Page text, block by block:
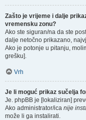
Zašto je vrijeme i dalje
vremensku zonu?
Ako ste siguran/na da ste
dalje netočno prikazano,
Ako je potonje u pitanju,
grešku].
Vrh
Je li moguć prikaz sučelja
Je. phpBB je [lokaliziran]
Ako administrator/ica nije
može li ga instalirati.